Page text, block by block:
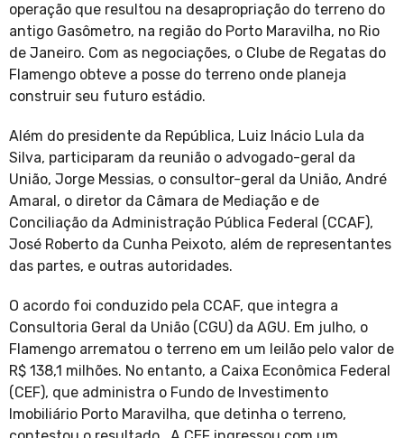
operação que resultou na desapropriação do terreno do
antigo Gasômetro, na região do Porto Maravilha, no Rio
de Janeiro. Com as negociações, o Clube de Regatas do
Flamengo obteve a posse do terreno onde planeja
construir seu futuro estádio.
Além do presidente da República, Luiz Inácio Lula da
Silva, participaram da reunião o advogado-geral da
União, Jorge Messias, o consultor-geral da União, André
Amaral, o diretor da Câmara de Mediação e de
Conciliação da Administração Pública Federal (CCAF),
José Roberto da Cunha Peixoto, além de representantes
das partes, e outras autoridades.
O acordo foi conduzido pela CCAF, que integra a
Consultoria Geral da União (CGU) da AGU. Em julho, o
Flamengo arrematou o terreno em um leilão pelo valor de
R$ 138,1 milhões. No entanto, a Caixa Econômica Federal
(CEF), que administra o Fundo de Investimento
Imobiliário Porto Maravilha, que detinha o terreno,